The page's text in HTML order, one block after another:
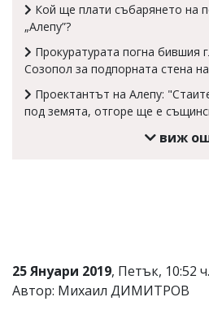
тях!
Ако
откриете
обиден
коментар,
моля
Кой ще плати събарянето на
„Алепу”?
Прокуратурата погна бившия
Созопол за подпорната стена
Проектантът на Алепу:
под земята, отгоре ще е
виж
25 Януари 2019, Петък, 10:52 ч.
Автор: Михаил ДИМИТРОВ